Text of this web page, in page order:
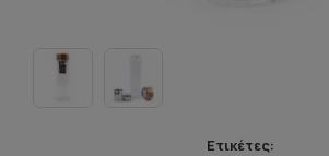
Ετικέτες: